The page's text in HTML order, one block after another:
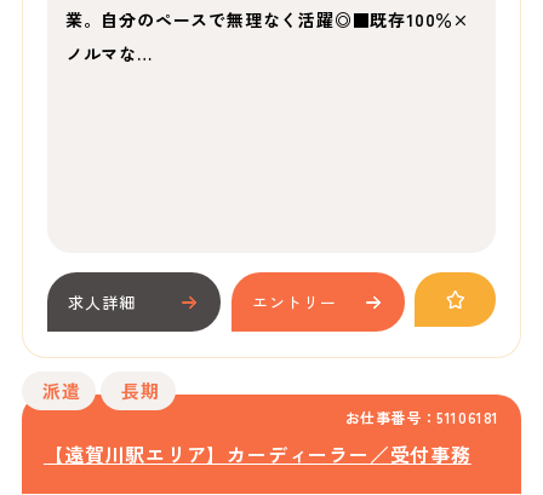
業。自分のペースで無理なく活躍◎■既存100％×
ノルマな…
求人詳細 エントリー
お仕事番号：51106181
派遣 長期
【遠賀川駅エリア】カーディーラー／受付事務